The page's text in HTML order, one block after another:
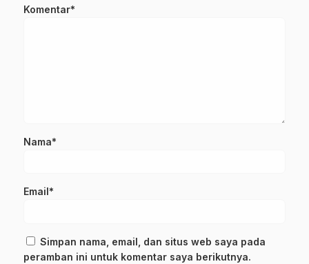
Komentar*
Nama*
Email*
Simpan nama, email, dan situs web saya pada
peramban ini untuk komentar saya berikutnya.